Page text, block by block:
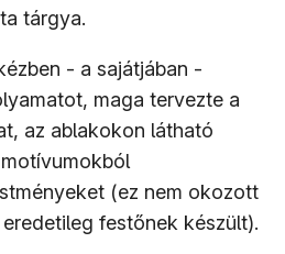
tárgya.
- a sajátjában -
maga tervezte a
az ablakokon látható
(ez nem okozott
festőnek készült).